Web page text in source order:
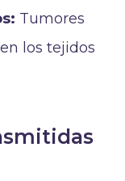
Tumores
los tejidos